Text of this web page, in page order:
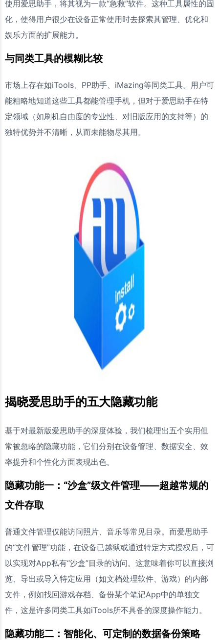
使用爱思助手，将其视为一款“急救”软件。这种工具属性的固
化，使得用户很少在设备正常使用时去探索其管理、优化和
娱乐方面的扩展能力。
与同类工具的模糊比较
市场上存在如iTools、PP助手、iMazing等同类工具。用户可
能粗略地知道这些工具都能管理手机，但对于爱思助手在特
定领域（如刷机自由度的专业性、对旧版应用的支持等）的
独特优势并不清晰，从而未能物尽其用。
揭晓爱思助手的五大隐藏功能
基于对最新版爱思助手的深度体验，我们梳理出五个实用但
常被忽略的隐藏功能，它们分别在设备管理、数据安全、效
率提升和个性化方面表现出色。
隐藏功能一：“沙盒”级文件管理——超越常规的
文件存取
普通文件管理仅能访问照片、音乐等常见目录。而爱思助手
的“文件管理”功能，在设备已越狱或通过特定方式授权后，可
以实现对App私有“沙盒”目录的访问。这意味着你可以直接浏
览、导出或导入特定应用（如文档处理软件、游戏）的内部
文件，例如找回游戏存档、备份某个笔记App中的单独文
件，这是许多同类工具如iTools所不具备的深度操作能力。
隐藏功能二：智能化、可定制的数据备份策略